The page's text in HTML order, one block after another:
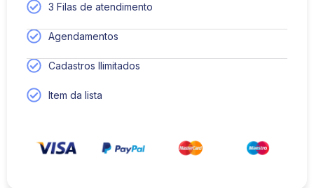
3 Filas de atendimento
Agendamentos
Cadastros Ilimitados
Item da lista